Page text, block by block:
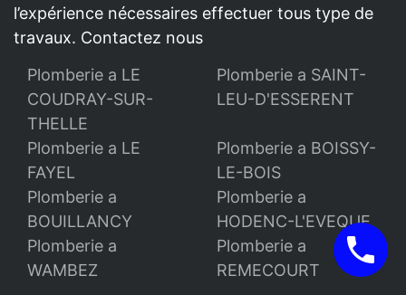
l’expérience nécessaires effectuer tous type de
travaux. Contactez nous
Plomberie a LE
COUDRAY-SUR-
THELLE
Plomberie a SAINT-
LEU-D'ESSERENT
Plomberie a LE
FAYEL
Plomberie a BOISSY-
LE-BOIS
Plomberie a
BOUILLANCY
Plomberie a
HODENC-L'EVEQUE
Plomberie a
WAMBEZ
Plomberie a
REMECOURT